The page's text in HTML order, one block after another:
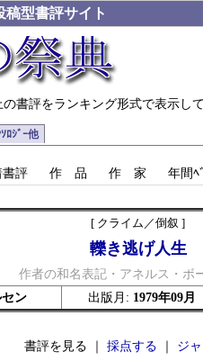
型書評サイト
書評をランキング形式で表示し
ﾛｼﾞｰ他
書評 作 品 作 家 年間ﾍ
[ クライム／倒叙 ]
轢き逃げ人生
作者の和名表記・アネルス・ボ
ン
出版月: 1979年09月
書評を見る ｜ 採点する ジ